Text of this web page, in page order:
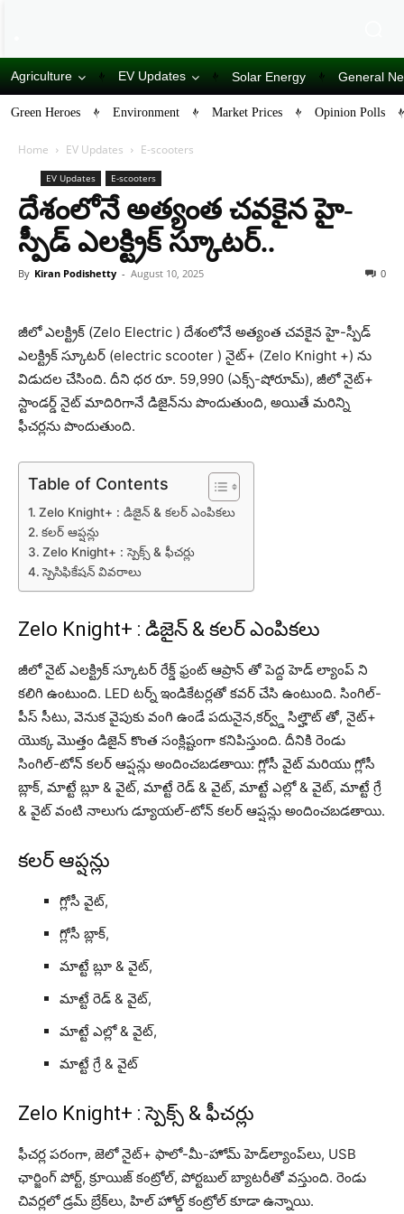
Agriculture EV Updates Solar Energy General
Green Heroes Environment Market Prices Opinion Polls
Home EV Updates E-scooters
EV Updates E-scooters
దేశంలోనే అత్యంత చవకైన హై-
స్పీడ్ ఎలక్ట్రిక్ స్కూటర్..
By Kiran Podishetty - August 10, 2025 0
జీలో ఎలక్ట్రిక్ (Zelo Electric ) దేశంలోనే అత్యంత చవకైన హై-స్పీడ్
ఎలక్ట్రిక్ స్కూటర్ (electric scooter ) నైట్+ (Zelo Knight +) ను
విడుదల చేసింది. దీని ధర రూ. 59,990 (ఎక్స్-షోరూమ్), జీలో నైట్+
స్టాండర్డ్ నైట్ మాదిరిగానే డిజైన్‌ను పొందుతుంది, అయితే మరిన్ని
ఫీచర్లను పొందుతుంది.
Table of Contents
Zelo Knight+ : డిజైన్ & కలర్ ఎంపికలు
కలర్ ఆప్షన్లు
Zelo Knight+ : స్పెక్స్ & ఫీచర్లు
స్పెసిఫికేషన్ వివరాలు
Zelo Knight+ : డిజైన్ & కలర్ ఎంపికలు
జీలో నైట్ ఎలక్ట్రిక్ స్కూటర్ రేక్డ్ ఫ్రంట్ ఆప్రాన్ తో పెద్ద హెడ్ ల్యాంప్ ని
కలిగి ఉంటుంది. LED టర్న్ ఇండికేటర్లతో కవర్ చేసి ఉంటుంది. సింగిల్-
పీస్ సీటు, వెనుక వైపుకు వంగి ఉండే పదునైన,కర్వ్డ్ సిల్హౌట్ తో, నైట్+
యొక్క మొత్తం డిజైన్ కొంత సంక్లిష్టంగా కనిపిస్తుంది. దీనికి రెండు
సింగిల్-టోన్ కలర్ ఆప్షన్లు అందించబడతాయి: గ్లోసీ వైట్ మరియు గ్లోసీ
బ్లాక్, మాట్టే బ్లూ & వైట్, మాట్టే రెడ్ & వైట్, మాట్టే ఎల్లో & వైట్, మాట్టే గ్రే
& వైట్ వంటి నాలుగు డ్యూయల్-టోన్ కలర్ ఆప్షన్లు అందించబడతాయి.
కలర్ ఆప్షన్లు
గ్లోసీ వైట్,
గ్లోసీ బ్లాక్,
మాట్టే బ్లూ & వైట్,
మాట్టే రెడ్ & వైట్,
మాట్టే ఎల్లో & వైట్,
మాట్టే గ్రే & వైట్
Zelo Knight+ : స్పెక్స్ & ఫీచర్లు
ఫీచర్ల పరంగా, జెలో నైట్+ ఫాలో-మీ-హోమ్ హెడ్‌ల్యాంప్‌లు, USB
ఛార్జింగ్ పోర్ట్, క్రూయిజ్ కంట్రోల్, పోర్టబుల్ బ్యాటరీతో వస్తుంది. రెండు
చివర్లలో డ్రమ్ బ్రేక్‌లు, హిల్ హోల్డ్ కంట్రోల్ కూడా ఉన్నాయి.